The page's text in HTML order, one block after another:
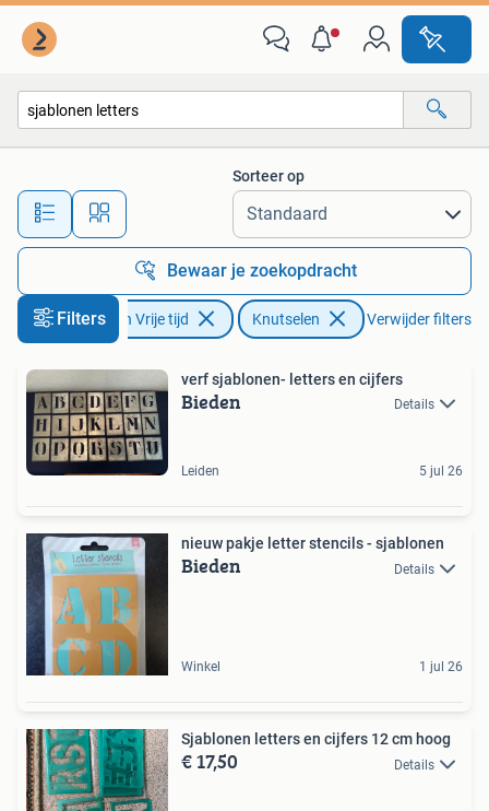
Alle afstanden…
Sorteer op
Bewaar je zoekopdracht
Filters
Hobby en Vrije tijd Knutselen Verwijder filters
verf sjablonen- letters en cijfers
Bieden Details
Leiden 5 jul 26
nieuw pakje letter stencils - sjablonen
Bieden Details
Winkel 1 jul 26
Sjablonen letters en cijfers 12 cm hoog
€ 17,50 Details